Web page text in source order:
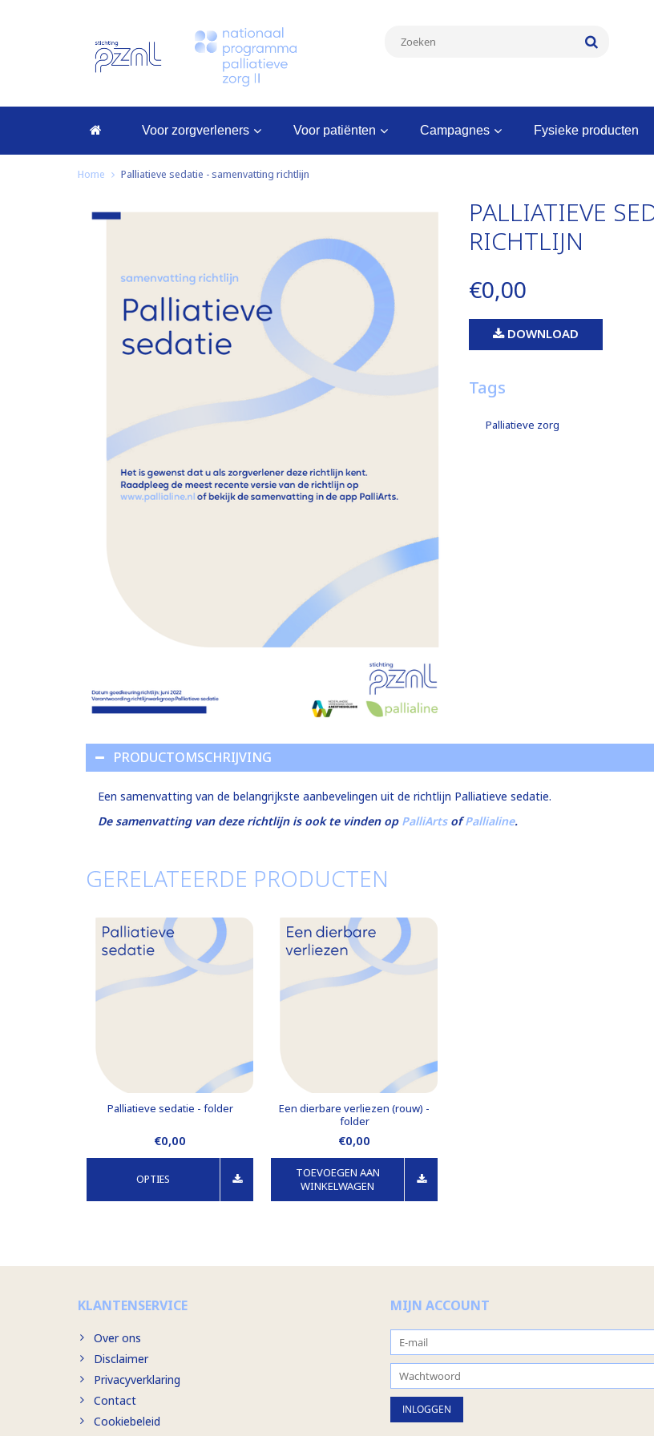
voor zorgverleners voor patiënten campagnes fysieke producten
Home Palliatieve sedatie - samenvatting richtlijn
PALLIATIEVE
RICHTLIJN
€0,00
DOWNLOAD
Tags
Palliatieve zorg
PRODUCTOMSCHRIJVING
Een samenvatting van de belangrijkste aanbevelingen uit de richtlijn Palliatieve sedatie.
De samenvatting van deze richtlijn is ook te vinden op PalliArtsofPallialine.
GERELATEERDE PRODUCTEN
Palliatieve sedatie - folder
€0,00
OPTIES
Een dierbare verliezen (rouw) -
folder
€0,00
TOEVOEGEN AAN
WINKELWAGEN
KLANTENSERVICE
Over ons
Disclaimer
Privacyverklaring
Contact
Cookiebeleid
MIJN ACCOUNT